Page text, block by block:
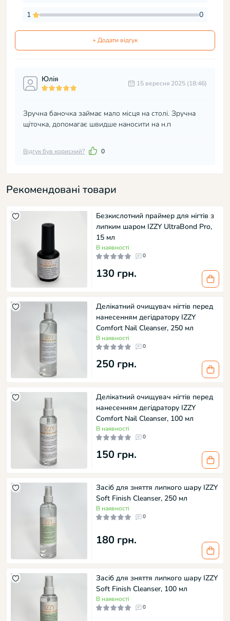
1
0
+ Додати відгук
Юлія 15 вересня 2025 (18:46)
Зручна баночка займає мало місця на столі. Зручна
щіточка, допомагає швидше наносити на н.п
Відгук був корисний? 0
Рекомендовані товари
Безкислотний праймер для нігтів з
липким шаром IZZY UltraBond Pro,
15 мл
В наявності
0
130 грн.
Делікатний очищувач нігтів перед
нанесенням дегідратору IZZY
Comfort Nail Cleanser, 250 мл
В наявності
0
250 грн.
Делікатний очищувач нігтів перед
нанесенням дегідратору IZZY
Comfort Nail Cleanser, 100 мл
В наявності
0
150 грн.
Засіб для зняття липкого шару IZZY
Soft Finish Cleanser, 250 мл
В наявності
0
180 грн.
Засіб для зняття липкого шару IZZY
Soft Finish Cleanser, 100 мл
В наявності
0